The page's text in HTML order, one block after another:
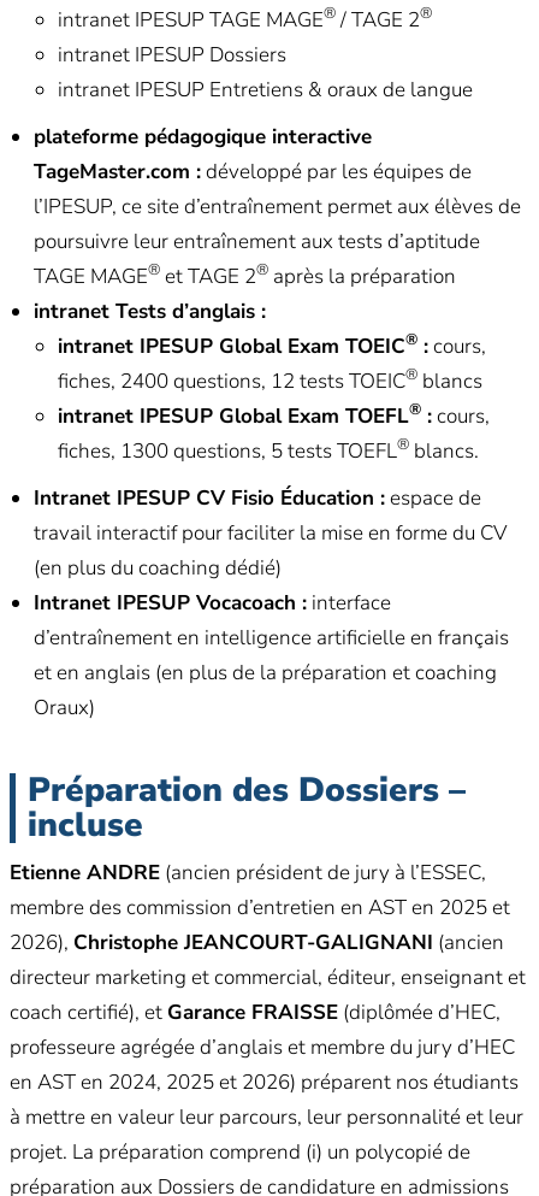
intranet IPESUP TAGE MAGE®/ TAGE 2®
intranet IPESUP Dossiers
intranet IPESUP Entretiens & oraux de langue
plateforme pédagogique interactive
TageMaster.com :développé par les équipes de
l’IPESUP, ce site d’entraînement permet aux élèves de
poursuivre leur entraînement aux tests d’aptitude
TAGE MAGE®et TAGE 2®après la préparation
intranet Tests d’anglais :
intranet IPESUP Global Exam TOEIC®:cours,
fiches, 2400 questions, 12 tests TOEIC®blancs
intranet IPESUP Global Exam TOEFL®:cours,
fiches, 1300 questions, 5 tests TOEFL®blancs.
Intranet IPESUP CV Fisio Éducation :espace de
travail interactif pour faciliter la mise en forme du CV
(en plus du coaching dédié)
Intranet IPESUP Vocacoach :interface
d’entraînement en intelligence artificielle en français
et en anglais (en plus de la préparation et coaching
Oraux)
Préparation des Dossiers –
incluse
Etienne ANDRE(ancien président de jury à l’ESSEC,
membre des commission d’entretien en AST en 2025 et
2026), Christophe JEANCOURT-GALIGNANI (ancien
directeur marketing et commercial, éditeur, enseignant et
coach certifié), et Garance FRAISSE(diplômée d’HEC,
professeure agrégée d’anglais et membre du jury d’HEC
en AST en 2024, 2025 et 2026) préparent nos étudiants
à mettre en valeur leur parcours, leur personnalité et leur
projet. La préparation comprend (i) un polycopié de
préparation aux Dossiers de candidature en admissions